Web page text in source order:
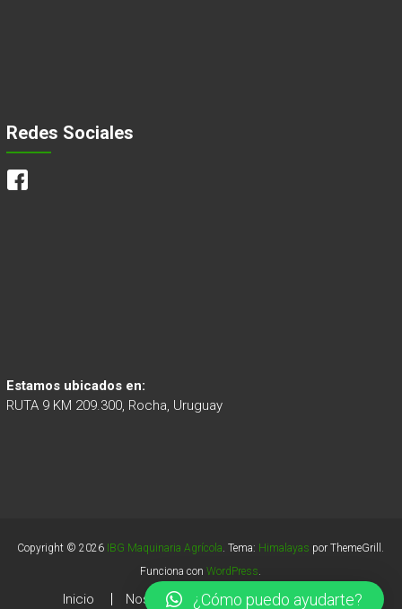
Redes Sociales
Estamos ubicados en:
RUTA 9 KM 209.300, Rocha, Uruguay
Copyright © 2026 IBG Maquinaria Agrícola. Tema: Himalayas por ThemeGrill.
Funciona conWordPress.
Inicio Nosotros Maquinaria Servicios
¿Cómo puedo ayudarte?